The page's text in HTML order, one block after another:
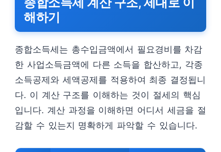
해하기
종합소득세는 총수입금액에서 필요경비를 차감
한 사업소득금액에 다른 소득을 합산하고, 각종
소득공제와 세액공제를 적용하여 최종 결정됩니
다. 이 계산 구조를 이해하는 것이 절세의 핵심
입니다. 계산 과정을 이해하면 어디서 세금을 절
감할 수 있는지 명확하게 파악할 수 있습니다.